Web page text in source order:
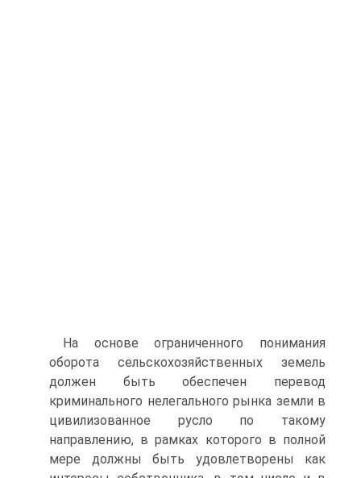
На основе ограниченного понимания
оборота сельскохозяйственных земель
должен быть обеспечен перевод
криминального нелегального рынка земли в
цивилизованное русло по такому
направлению, в рамках которого в полной
мере должны быть удовлетворены как